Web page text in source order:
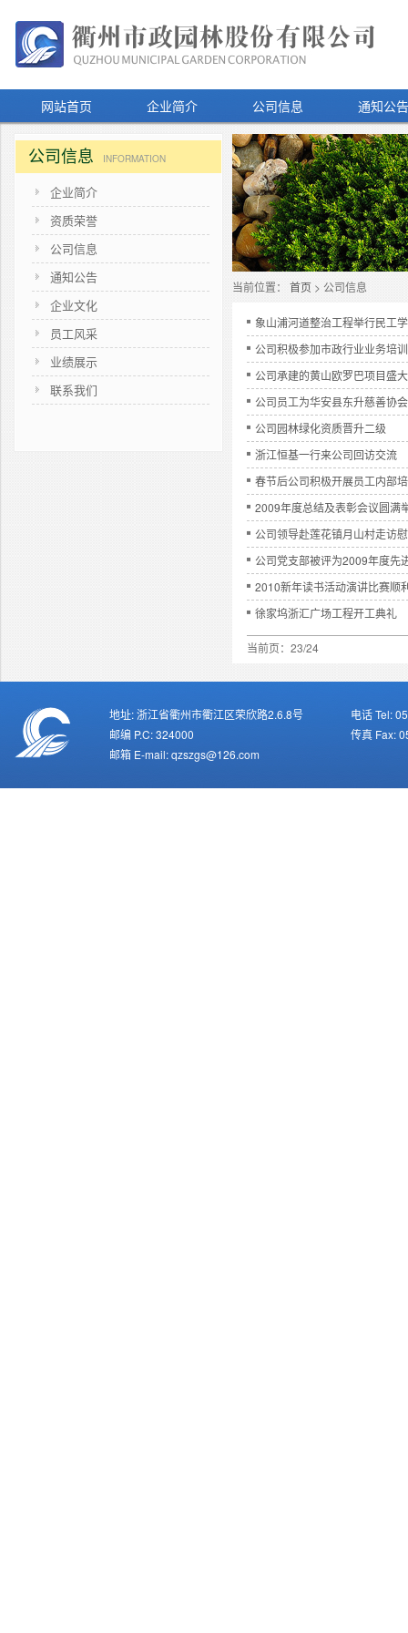
网站首页 企业简介 公司信息 通知公告
公司信息 INFORMATION
企业简介
资质荣誉
公司信息
通知公告
企业文化
员工风采
业绩展示
联系我们
当前位置： 首页 > 公司信息
象山浦河道整治工程举行民工
公司积极参加市政行业业务培训
公司承建的黄山欧罗巴项目盛
公司员工为华安县东升慈善协
公司园林绿化资质晋升二级
浙江恒基一行来公司回访交流
春节后公司积极开展员工内部
2009年度总结及表彰会议圆满
公司领导赴莲花镇月山村走访
公司党支部被评为2009年度先
2010新年读书活动演讲比赛顺
徐家坞浙汇广场工程开工典礼
当前页：23/24
地址: 浙江省衢州市衢江区荣欣路2.6.8号
邮编 P.C: 324000
邮箱 E-mail: qzszgs@126.com
电话 Tel:
传真 Fax: